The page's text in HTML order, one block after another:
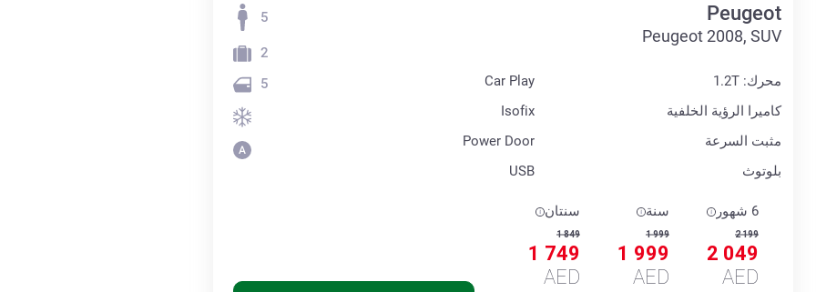
Peugeot
Peugeot 2008, SUV
محرك: 1.2T
كاميرا الرؤية الخلفية
مثبت السرعة
بلوتوث
Car Play
Isofix
Power Door
USB
5
2
5
6 شهور
2 199
2 049
AED
سنة
1 999
1 999
AED
سنتان
1 849
1 749
AED